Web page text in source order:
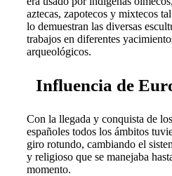
aztecas, zapotecos y mixtecos
lo demuestran las diversas
trabajos en diferentes
arqueológicos.
Influencia de
Con la llegada y conquista de los
españoles todos los ámbitos
giro rotundo, cambiando el
y religioso que se manejaba
momento.